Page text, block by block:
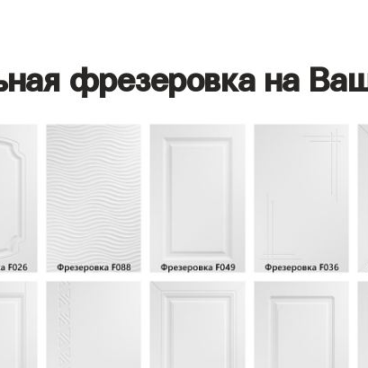
фрезеровка на